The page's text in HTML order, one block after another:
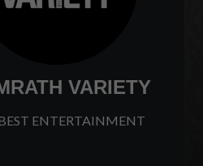
VARIETY
ENTERTAINMENT